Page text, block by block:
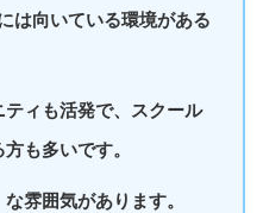
は向いている環境がある
ィも活発で、スクール
も多いです。
雰囲気があります。